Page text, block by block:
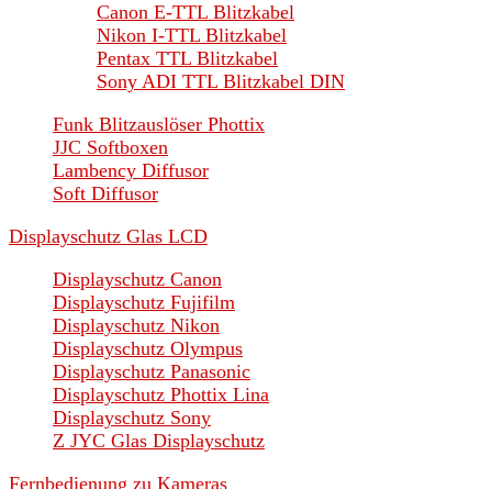
Canon E-TTL Blitzkabel
Nikon I-TTL Blitzkabel
Pentax TTL Blitzkabel
Sony ADI TTL Blitzkabel DIN
Funk Blitzauslöser Phottix
JJC Softboxen
Lambency Diffusor
Soft Diffusor
Displayschutz Glas LCD
Displayschutz Canon
Displayschutz Fujifilm
Displayschutz Nikon
Displayschutz Olympus
Displayschutz Panasonic
Displayschutz Phottix Lina
Displayschutz Sony
Z JYC Glas Displayschutz
Fernbedienung zu Kameras